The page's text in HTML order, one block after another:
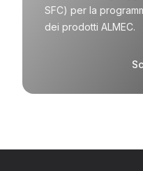
SFC) per la
dei prodotti ALMEC.